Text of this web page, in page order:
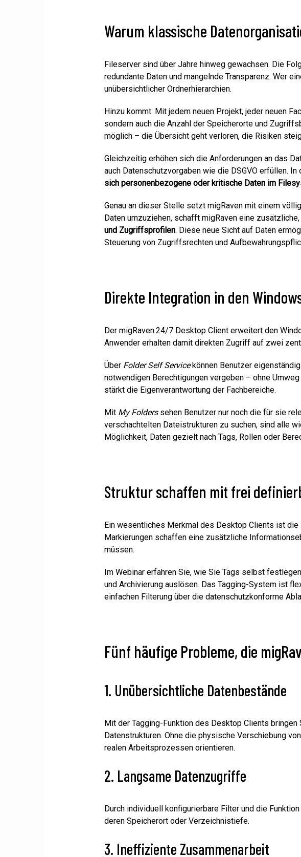
Warum klassische
Fileserver sind über Jahre hinweg gewachsen. Die
redundante Daten und mangelnde Transparenz. Wer
unübersichtlicher Ordnerhierarchien.
Hinzu kommt: Mit jedem neuen Projekt, jeder neuen
sondern auch die Anzahl der Speicherorte und
möglich – die Übersicht geht verloren, die Risiken
Gleichzeitig erhöhen sich die Anforderungen an das
auch Datenschutzvorgaben wie die DSGVO erfüllen.
sich personenbezogene oder kritische Daten im
Genau an dieser Stelle setzt migRaven mit einem
Daten umzuziehen, schafft migRaven eine
und Zugriffsprofilen. Diese neue Sicht auf Daten
Steuerung von Zugriffsrechten und
Direkte Integration in den
Der migRaven.24/7 Desktop Client erweitert den
Anwender erhalten damit direkten Zugriff auf zwei
Über Folder Self Servicekönnen Benutzer
notwendigen Berechtigungen vergeben – ohne
stärkt die Eigenverantwortung der Fachbereiche.
Mit My Folderssehen Benutzer nur noch die für sie
verschachtelten Dateistrukturen zu suchen, sind alle
Möglichkeit, Daten gezielt nach Tags, Rollen oder
Struktur schaffen mit frei
Ein wesentliches Merkmal des Desktop Clients ist
Markierungen schaffen eine zusätzliche
müssen.
Im Webinar erfahren Sie, wie Sie Tags selbst
und Archivierung auslösen. Das Tagging-System ist
einfachen Filterung über die datenschutzkonforme
Fünf häufige Probleme, die
1. Unübersichtliche Datenbestände
Mit der Tagging-Funktion des Desktop Clients
Datenstrukturen. Ohne die physische Verschiebung
realen Arbeitsprozessen orientieren.
2. Langsame Datenzugriffe
Durch individuell konfigurierbare Filter und die Funktion
deren Speicherort oder Verzeichnistiefe.
3. Ineffiziente Zusammenarbeit